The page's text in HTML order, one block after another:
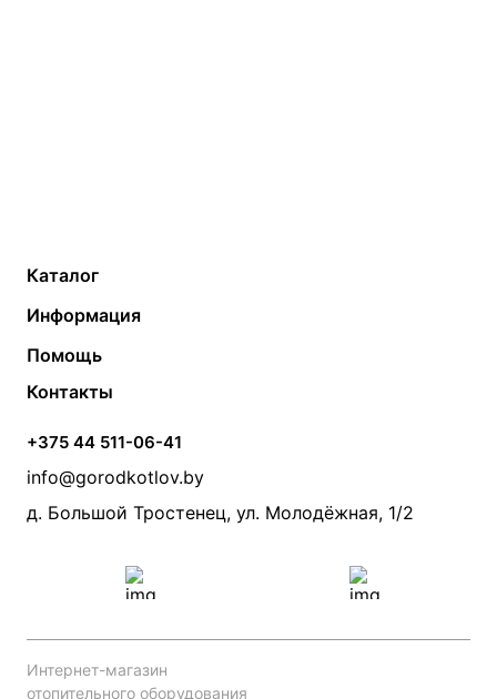
Каталог
Твердотопливные котлы
Электрические котлы
Банные печи
Камины и печи
Теплый пол
Радиаторы
Насосы
Дымоходы
Информация
Контакты
Статьи
Акции
Производители
Помощь
Монтаж систем отопления
Прайс по монтажу систем отопления
Проект систем отопления
Контакты
+375 44 511-06-41
info@gorodkotlov.by
д. Большой Тростенец, ул. Молодёжная, 1/2
Интернет-магазин
отопительного оборудования